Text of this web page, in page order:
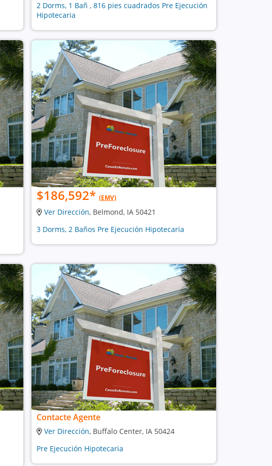
2 Dorms, 1 Bañ , 816 pies cuadrados Pre Ejecución
Hipotecaria
$186,592* (EMV)
Ver Dirección, Belmond, IA 50421
3 Dorms, 2 Baños Pre Ejecución Hipotecaria
Contacte Agente
Ver Dirección, Buffalo Center, IA 50424
Pre Ejecución Hipotecaria